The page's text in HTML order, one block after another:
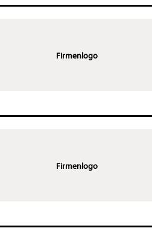
Firmenlogo
Firmenlogo